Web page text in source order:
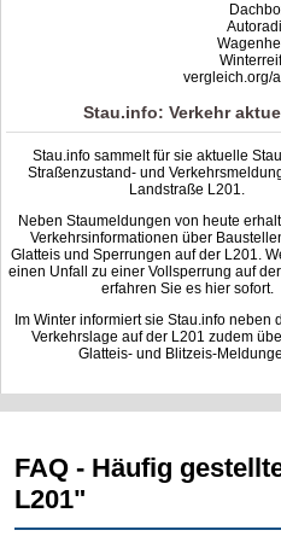
vergleich.org/
Stau.info: Verkehr
Stau.info sammelt für sie aktuelle
Straßenzustand- und
Landstraße L201.
Neben Staumeldungen von heute
Verkehrsinformationen über
Glatteis und Sperrungen auf der L201.
einen Unfall zu einer Vollsperrung auf
erfahren Sie es hier sofort.
Im Winter informiert sie Stau.info neben
Verkehrslage auf der L201 zudem
Glatteis- und Blitzeis-
FAQ - Häufig
L201"